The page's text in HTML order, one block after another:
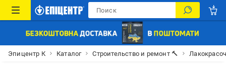
Эпицентр К Каталог Строительство и ремонт 🔨